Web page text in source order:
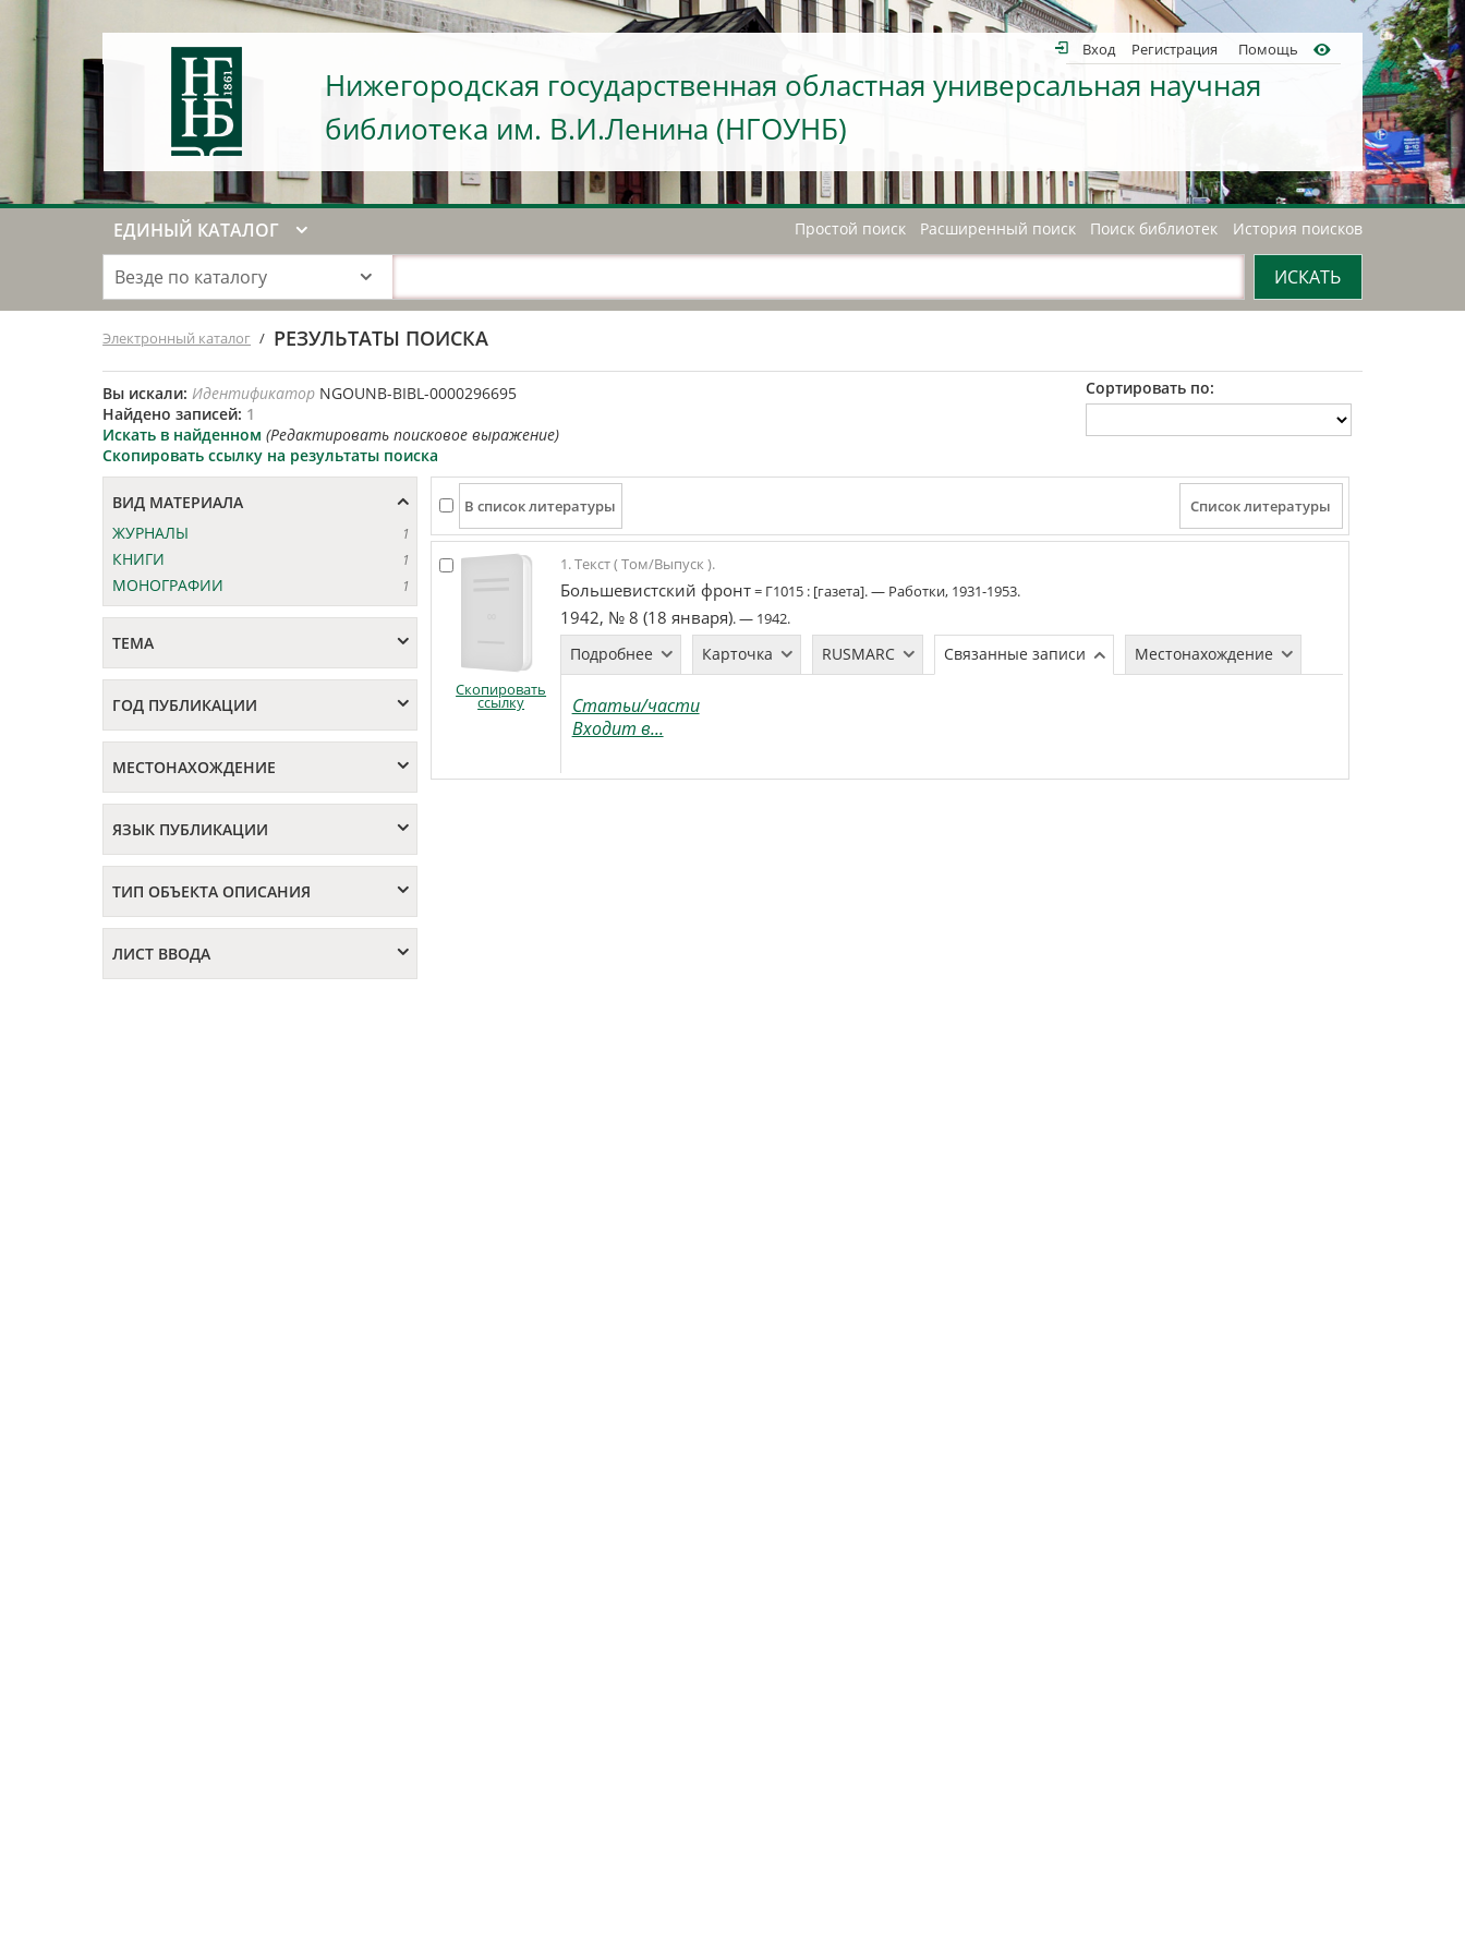
Вход Регистрация Помощь
Нижегородская государственная областная универсальная научная
библиотека им. В.И.Ленина (НГОУНБ)
ЕДИНЫЙ КАТАЛОГ Простой поиск Расширенный поиск Поиск библиотек История поисков
Везде по каталогу
Электронный каталог / РЕЗУЛЬТАТЫ ПОИСКА
Сортировать по:
Вы искали: Идентификатор NGOUNB-BIBL-0000296695
Найдено записей: 1
Искать в найденном (Редактировать поисковое выражение)
Скопировать ссылку на результаты поиска
ВИД МАТЕРИАЛА
ЖУРНАЛЫ
1
КНИГИ 1
МОНОГРАФИИ 1
ТЕМА
ГОД ПУБЛИКАЦИИ
МЕСТОНАХОЖДЕНИЕ
ЯЗЫК ПУБЛИКАЦИИ
ТИП ОБЪЕКТА ОПИСАНИЯ
ЛИСТ ВВОДА
Скопировать
ссылку
1. Текст ( Том/Выпуск ).
Большевистский фронт= Г1015 : [газета]. —Работки,1931-1953.
1942, № 8 (18 января). —1942.
Подробнее Карточка RUSMARC Связанные записи Местонахождение
Статьи/части
Входит в...